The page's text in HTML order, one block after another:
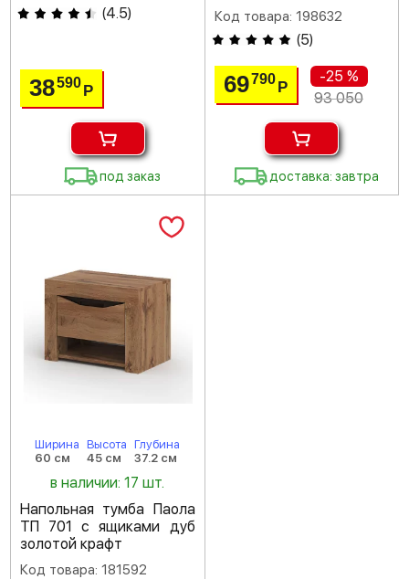
(4.5)
38590Р
под заказ
Код товара: 198632
(5)
69790 Р
-25 %
93 050
доставка: завтра
Ширина
60 см
Высота
45 см
Глубина
37.2 см
в наличии: 17 шт.
Напольная тумба Паола
ТП 701 с ящиками дуб
золотой крафт
Код товара: 181592